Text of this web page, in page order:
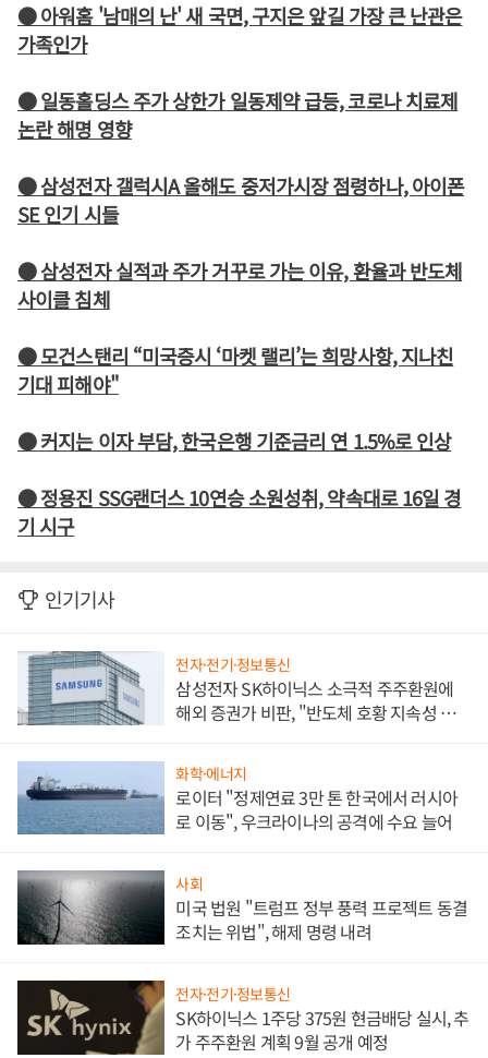
● 아워홈 '남매의 난' 새 국면, 구지은 앞길 가장 큰 난관은
가족인가
● 일동홀딩스 주가 상한가 일동제약 급등, 코로나 치료제
논란 해명 영향
● 삼성전자 갤럭시A 올해도 중저가시장 점령하나, 아이폰
SE 인기 시들
● 삼성전자 실적과 주가 거꾸로 가는 이유, 환율과 반도체
사이클 침체
● 모건스탠리 “미국증시 ‘마켓 랠리’는 희망사항, 지나친
기대 피해야"
● 커지는 이자 부담, 한국은행 기준금리 연 1.5%로 인상
● 정용진 SSG랜더스 10연승 소원성취, 약속대로 16일 경
기 시구
인기기사
전자·전기·정보통신
삼성전자 SK하이닉스 소극적 주주환원에
해외 증권가 비판, "반도체 호황 지속성 의
화학·에너지
로이터 "정제연료 3만 톤 한국에서 러시아
로 이동", 우크라이나의 공격에 수요 늘어
사회
미국 법원 "트럼프 정부 풍력 프로젝트 동결
조치는 위법", 해제 명령 내려
전자·전기·정보통신
SK하이닉스 1주당 375원 현금배당 실시, 추
가 주주환원 계획 9월 공개 예정